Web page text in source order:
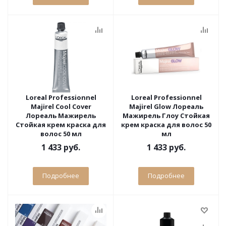
Loreal Professionnel
Majirel Cool Cover
Лореаль Мажирель
Стойкая крем краска для
волос 50 мл
1 433 руб.
Подробнее
Loreal Professionnel
Majirel Glow Лореаль
Мажирель Глоу Стойкая
крем краска для волос 50
мл
1 433 руб.
Подробнее